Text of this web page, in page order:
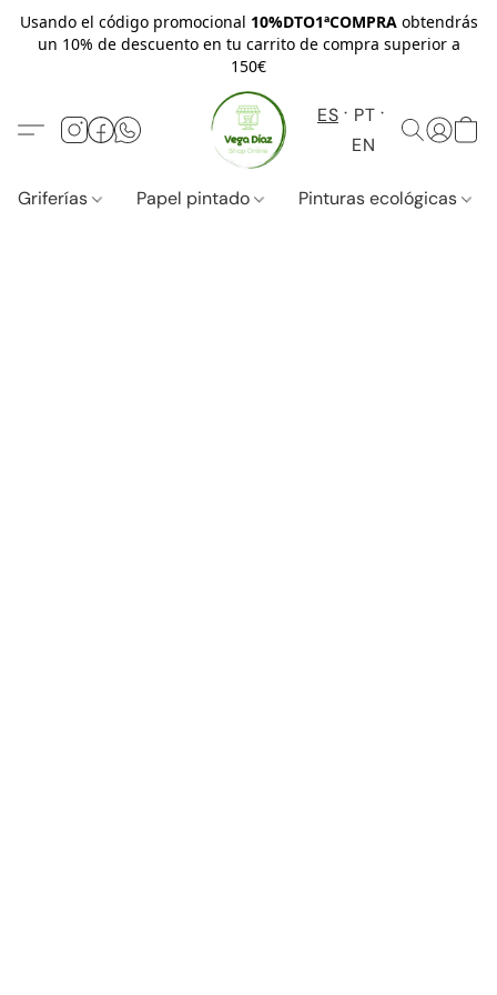
Usando el código promocional 10%DTO1ªCOMPRAobtendrás
un 10% de descuento en tu carrito de compra superior a
150€
ES
PT
EN
Griferías Papel pintado Pinturas ecológicas